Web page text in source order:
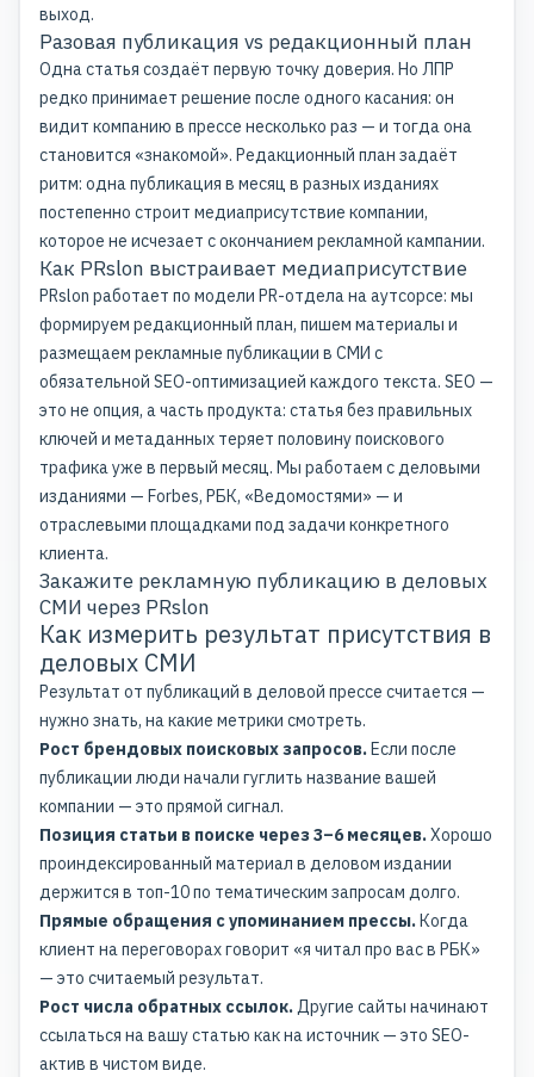
выход.
Разовая публикация vs редакционный план
Одна статья создаёт первую точку доверия. Но ЛПР
редко принимает решение после одного касания: он
видит компанию в прессе несколько раз — и тогда она
становится «знакомой». Редакционный план задаёт
ритм: одна публикация в месяц в разных изданиях
постепенно строит медиаприсутствие компании,
которое не исчезает с окончанием рекламной кампании.
Как PRslon выстраивает медиаприсутствие
PRslon работает по модели PR-отдела на аутсорсе: мы
формируем редакционный план, пишем материалы и
размещаем рекламные публикации в СМИ с
обязательной SEO-оптимизацией каждого текста. SEO —
это не опция, а часть продукта: статья без правильных
ключей и метаданных теряет половину поискового
трафика уже в первый месяц. Мы работаем с деловыми
изданиями — Forbes, РБК, «Ведомостями» — и
отраслевыми площадками под задачи конкретного
клиента.
Закажите рекламную публикацию в деловых
СМИ через PRslon
Как измерить результат присутствия в
деловых СМИ
Результат от публикаций в деловой прессе считается —
нужно знать, на какие метрики смотреть.
Рост брендовых поисковых запросов.Если после
публикации люди начали гуглить название вашей
компании — это прямой сигнал.
Позиция статьи в поиске через 3–6 месяцев.Хорошо
проиндексированный материал в деловом издании
держится в топ-10 по тематическим запросам долго.
Прямые обращения с упоминанием прессы.Когда
клиент на переговорах говорит «я читал про вас в РБК»
— это считаемый результат.
Рост числа обратных ссылок.Другие сайты начинают
ссылаться на вашу статью как на источник — это SEO-
актив в чистом виде.